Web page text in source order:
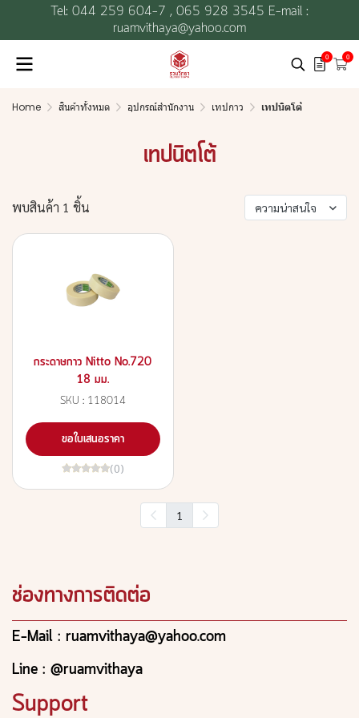
Tel: 044 259 604-7 , 065 928 3545 E-mail :
ruamvithaya@yahoo.com
0 0
Home สินค้าทั้งหมด อุปกรณ์สำนักงาน เทปกาว เทปนิตโต้
เทปนิตโต้
พบสินค้า 1 ชิ้น ความน่าสนใจ
กระดาษกาว Nitto No.720
18 มม.
SKU : 118014
ขอใบเสนอราคา
(0)
1
ช่องทางการติดต่อ
E-Mail : ruamvithaya@yahoo.com
Line : @ruamvithaya
Support